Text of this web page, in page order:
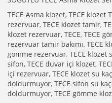
TECE Asma klozet, TECE klozet
rezervuar, TECE klozet tamir,
klozet rezervuar, TECE, TECE
rezervuar tamir bakımı, TECE
gömme rezervuar, TECE
sifon, TECE duvar içi klozet,
içi rezervuar, TECE klozet su
doldurmuyor, TECE sifon su
doldurmuyor, TECE gömme